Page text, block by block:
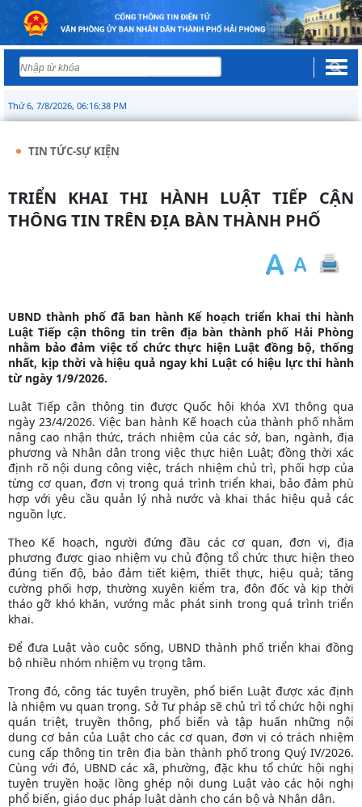
Thứ 6, 7/8/2026, 06:16:39 PM
TIN TỨC-SỰ KIỆN
TRIỂN KHAI THI HÀNH LUẬT TIẾP CẬN
THÔNG TIN TRÊN ĐỊA BÀN THÀNH PHỐ
UBND thành phố đã ban hành Kế hoạch triển khai thi hành
Luật Tiếp cận thông tin trên địa bàn thành phố Hải Phòng
nhằm bảo đảm việc tổ chức thực hiện Luật đồng bộ, thống
nhất, kịp thời và hiệu quả ngay khi Luật có hiệu lực thi hành
từ ngày 1/9/2026.
Luật Tiếp cận thông tin được Quốc hội khóa XVI thông qua
ngày 23/4/2026. Việc ban hành Kế hoạch của thành phố nhằm
nâng cao nhận thức, trách nhiệm của các sở, ban, ngành, địa
phương và Nhân dân trong việc thực hiện Luật; đồng thời xác
định rõ nội dung công việc, trách nhiệm chủ trì, phối hợp của
từng cơ quan, đơn vị trong quá trình triển khai, bảo đảm phù
hợp với yêu cầu quản lý nhà nước và khai thác hiệu quả các
nguồn lực.
Theo Kế hoạch, người đứng đầu các cơ quan, đơn vị, địa
phương được giao nhiệm vụ chủ động tổ chức thực hiện theo
đúng tiến độ, bảo đảm tiết kiệm, thiết thực, hiệu quả; tăng
cường phối hợp, thường xuyên kiểm tra, đôn đốc và kịp thời
tháo gỡ khó khăn, vướng mắc phát sinh trong quá trình triển
khai.
Để đưa Luật vào cuộc sống, UBND thành phố triển khai đồng
bộ nhiều nhóm nhiệm vụ trọng tâm.
Trong đó, công tác tuyên truyền, phổ biến Luật được xác định
là nhiệm vụ quan trọng. Sở Tư pháp sẽ chủ trì tổ chức hội nghị
quán triệt, truyền thông, phổ biến và tập huấn những nội
dung cơ bản của Luật cho các cơ quan, đơn vị có trách nhiệm
cung cấp thông tin trên địa bàn thành phố trong Quý IV/2026.
Cùng với đó, UBND các xã, phường, đặc khu tổ chức hội nghị
tuyên truyền hoặc lồng ghép nội dung Luật vào các hội nghị
phổ biến, giáo dục pháp luật dành cho cán bộ và Nhân dân.